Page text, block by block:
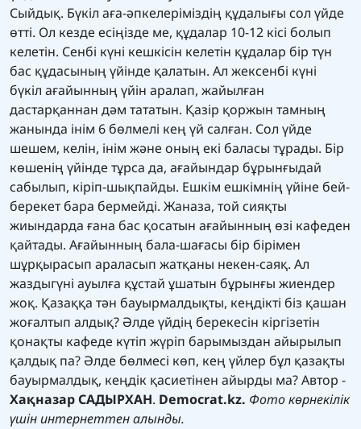
Сыйдық. Бүкіл аға-әпкелеріміздің құдалығы сол үйде
өтті. Ол кезде есіңізде ме, құдалар 10-12 кісі болып
келетін. Сенбі күні кешкісін келетін құдалар бір түн
бас құдасының үйінде қалатын. Ал жексенбі күні
бүкіл ағайынның үйін аралап, жайылған
дастарқаннан дәм тататын. Қазір қоржын тамның
жанында інім 6 бөлмелі кең үй салған. Сол үйде
шешем, келін, інім және оның екі баласы тұрады. Бір
көшенің үйінде тұрса да, ағайындар бұрынғыдай
сабылып, кіріп-шықпайды. Ешкім ешкімнің үйіне бей-
берекет бара бермейді. Жаназа, той сияқты
жиындарда ғана бас қосатын ағайынның өзі кафеден
қайтады. Ағайынның бала-шағасы бір бірімен
шұрқырасып араласып жатқаны некен-саяқ. Ал
жаздыгүні ауылға құстай ұшатын бұрынғы жиендер
жоқ. Қазаққа тән бауырмалдықты, кеңдікті біз қашан
жоғалтып алдық? Әлде үйдің берекесін кіргізетін
қонақты кафеде күтіп жүріп барымыздан айырылып
қалдық па? Әлде бөлмесі көп, кең үйлер бұл қазақты
бауырмалдық, кеңдік қасиетінен айырды ма? Автор -
Хақназар САДЫРХАН. Democrat.kz. Фото көрнекілік
үшін интернеттен алынды.